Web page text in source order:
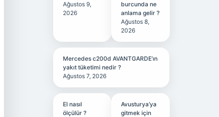
Ağustos 9,
2026
burcunda ne
anlama gelir ?
Ağustos 8,
2026
Mercedes c200d AVANTGARDE’ın
yakıt tüketimi nedir ?
Ağustos 7, 2026
El nasıl
ölçülür ?
Avusturya’ya
gitmek için